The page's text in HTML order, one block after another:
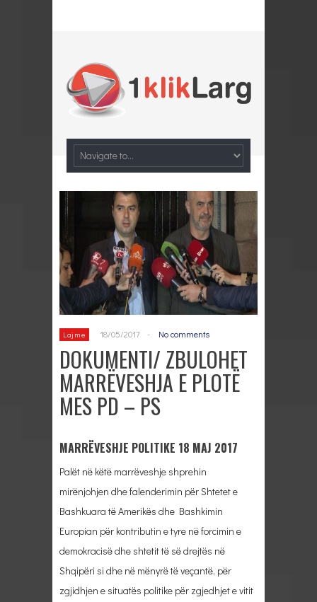
Lajme 18/05/2017 - No comments
DOKUMENTI/ ZBULOHET
MARRËVESHJA E PLOTË
MES PD – PS
MARRËVESHJE POLITIKE 18 MAJ 2017
Palët në këtë marrëveshje shprehin
mirënjohjen dhe falenderimin për Shtetet e
Bashkuara të Amerikës dhe Bashkimin
Europian për kontributin e tyre në forcimin e
demokracisë dhe shtetit të së drejtës në
Shqipëri si dhe në mënyrë të veçantë, për
zgjidhjen e situatës politike për zgjedhjet e vitit